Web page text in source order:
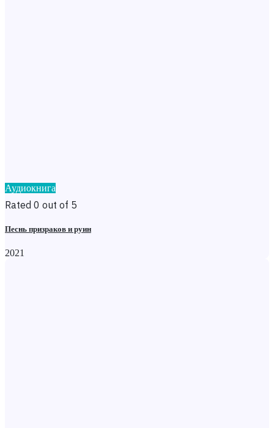
Аудиокнига
Rated 0 out of 5
Песнь призраков и руин
2021